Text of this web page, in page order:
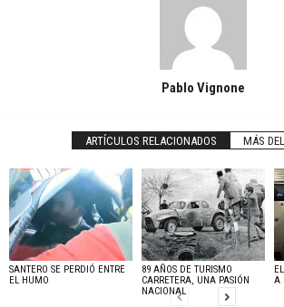
Pablo Vignone
ARTÍCULOS RELACIONADOS MÁS
SANTERO SE PERDIÓ ENTRE
EL HUMO
89 AÑOS DE TURISMO
CARRETERA, UNA PASIÓN
NACIONAL
A